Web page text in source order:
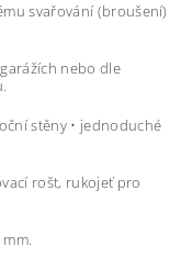
svařování (broušení)
nebo dle
stěny • jednoduché
rošt, rukojeť pro